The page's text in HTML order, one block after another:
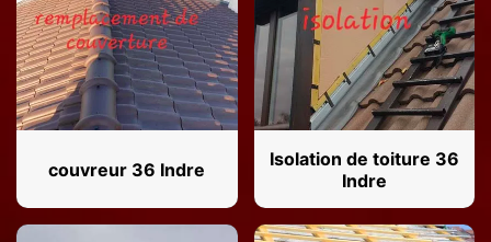
couvreur 36 Indre
Isolation de toiture 36
Indre